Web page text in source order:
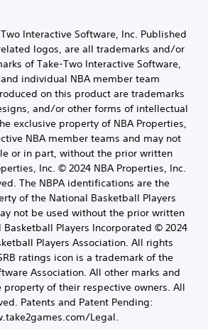
Interactive Software, Inc. Published
logos, are all trademarks and/or
of Take-Two Interactive Software,
and individual NBA member team
on this product are trademarks
and/or other forms of intellectual
exclusive property of NBA Properties,
NBA member teams and may not
or in part, without the prior written
Inc. © 2024 NBA Properties, Inc.
The NBPA identifications are the
of the National Basketball Players
not be used without the prior written
Players Incorporated © 2024
Players Association. All rights
ratings icon is a trademark of the
Association. All other marks and
property of their respective owners. All
Patents and Patent Pending:
Legal.